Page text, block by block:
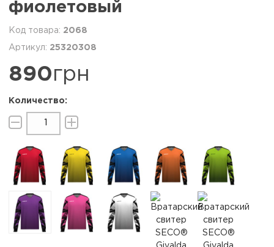
фиолетовый
2068
25320308
890грн